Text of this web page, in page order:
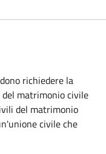
richiedere la
del matrimonio civile
del matrimonio
civile che